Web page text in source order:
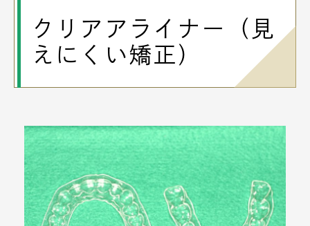
クリアアライナー（見
えにくい矯正）